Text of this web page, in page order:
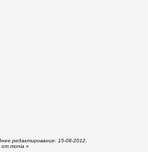
редактирование: 15-08-2012,
от monia »